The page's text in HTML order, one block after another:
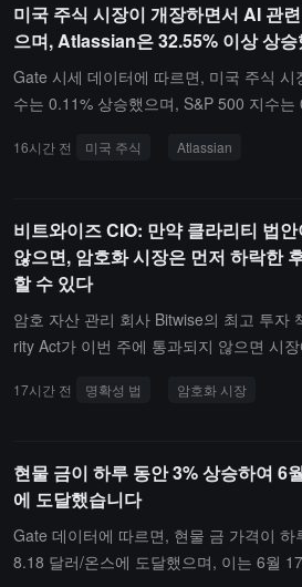
미국 주식 시장이 개장하면서 AI 관
으며, Atlassian은 32.55% 이상 상
Gate 시세 데이터에 따르면, 미국 주식 시
수는 0.11% 상승했으며, S&P 500 지수
assian은 32.55% 상승, Twilio는 20.22%
16시간 전 미국 주식 Atlassian
비트와이즈 CIO: 만약 클라리티 법
않으면, 암호화 시장은 먼저 하락한
할 수 있다
암호 자산 관리 회사 Bitwise의 최고 투자
rity Act가 이번 주에 통과되지 않으면 시
17시간 전 명확성 법 암호화 시장
현물 금이 하루 동안 3% 상승하여 6
에 도달했습니다
Gate 데이터에 따르면, 현물 금 가격이
8.18 달러/온스에 도달했으며, 이는 6월